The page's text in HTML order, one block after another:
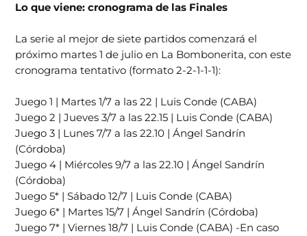
Lo que viene: cronograma de las Finales
La serie al mejor de siete partidos comenzará el
próximo martes 1 de julio en La Bombonerita, con este
cronograma tentativo (formato 2-2-1-1-1):
Juego 1 | Martes 1/7 a las 22 | Luis Conde (CABA)
Juego 2 | Jueves 3/7 a las 22.15 | Luis Conde (CABA)
Juego 3 | Lunes 7/7 a las 22.10 | Ángel Sandrín
(Córdoba)
Juego 4 | Miércoles 9/7 a las 22.10 | Ángel Sandrín
(Córdoba)
Juego 5* | Sábado 12/7 | Luis Conde (CABA)
Juego 6* | Martes 15/7 | Ángel Sandrín (Córdoba)
Juego 7* | Viernes 18/7 | Luis Conde (CABA) -En caso